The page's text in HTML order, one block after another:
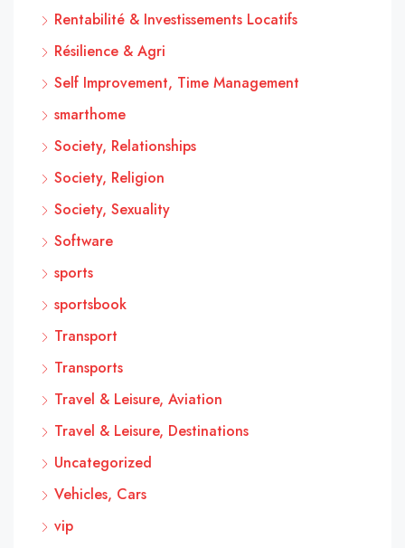
Rentabilité & Investissements Locatifs
Résilience & Agri
Self Improvement, Time Management
smarthome
Society, Relationships
Society, Religion
Society, Sexuality
Software
sports
sportsbook
Transport
Transports
Travel & Leisure, Aviation
Travel & Leisure, Destinations
Uncategorized
Vehicles, Cars
vip